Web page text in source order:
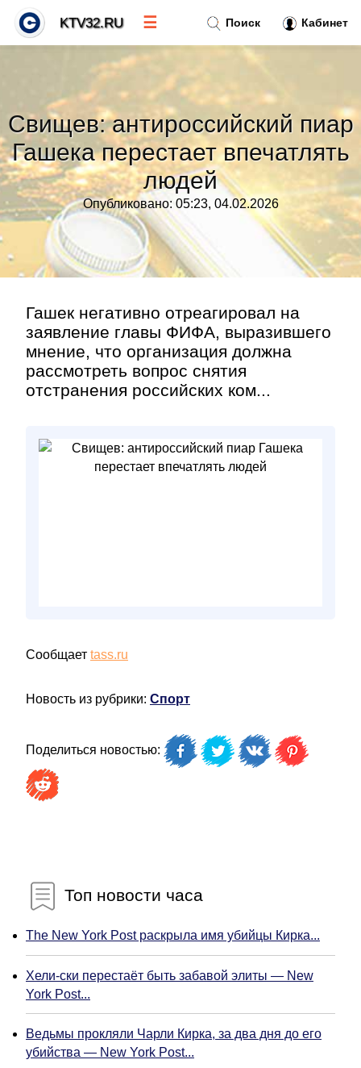
Свищев: антироссийский пиар
Гашека перестает впечатлять
людей
Опубликовано: 05:23, 04.02.2026
Гашек негативно отреагировал на
заявление главы ФИФА, выразившего
мнение, что организация должна
рассмотреть вопрос снятия
отстранения российских ком...
Сообщает tass.ru
Новость из рубрики: Спорт
Поделиться новостью:
Топ новости часа
The New York Post раскрыла имя убийцы Кирка...
Хели-ски перестаёт быть забавой элиты — New
York Post...
Ведьмы прокляли Чарли Кирка, за два дня до его
убийства — New York Post...
Поиск Кабинет
KTV32.RU ☰
Тренды новостей»
Рубрики»
Правила
Контакт»